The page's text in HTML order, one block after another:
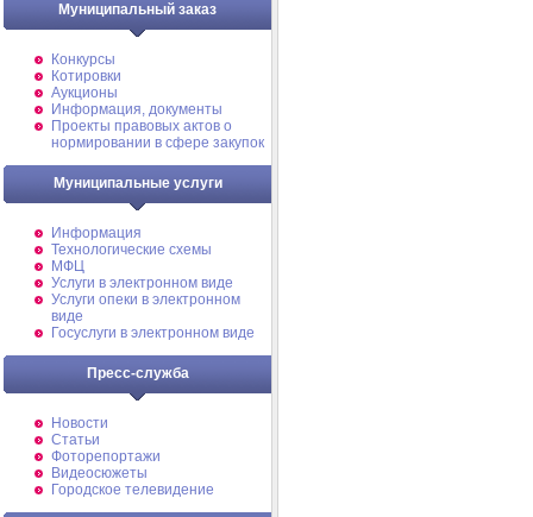
Муниципальный заказ
Конкурсы
Котировки
Аукционы
Информация, документы
Проекты правовых актов о
нормировании в сфере закупок
Муниципальные услуги
Информация
Технологические схемы
МФЦ
Услуги в электронном виде
Услуги опеки в электронном
виде
Госуслуги в электронном виде
Пресс-служба
Новости
Статьи
Фоторепортажи
Видеосюжеты
Городское телевидение